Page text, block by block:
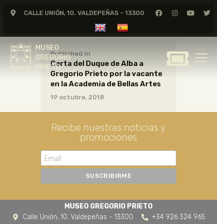
CALLE UNIÓN, 10. VALDEPEÑAS - 13300
MUSEO
GREGORIO
PRIETO
MUSEO
GREGORIO
GREGORIO PRIETO
MUSEO
ARCHIVO
CERTAMEN DE DIBUJO
FUNDACIÓN
TIENDA
NOTICIAS
Published in
Carta del Duque de Alba a
Gregorio Prieto por la vacante
en la Academia de Bellas Artes
19 octubre, 2018
Recibe nuestras noticias y
promociones
MUSEO GREGORIO PRIETO
Calle Unión, 10. Valdepeñas - 13300
+34 926 324 965